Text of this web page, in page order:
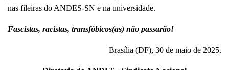
nas fileiras do ANDES-SN e na universidade.
Fascistas, racistas, transfóbicos(as) não passarão!
Brasília (DF), 30 de maio de 2025.